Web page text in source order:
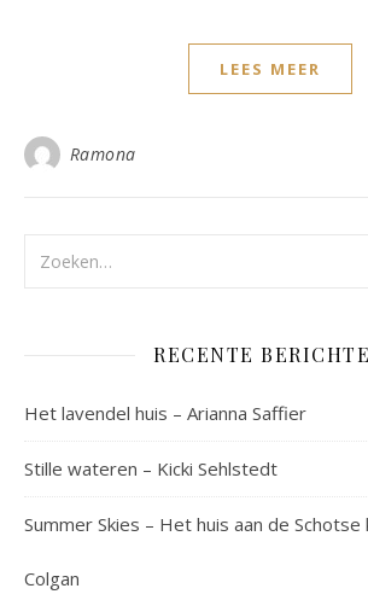
LEES MEER
Ramona
RECENTE
Het lavendel huis – Arianna Saffier
Stille wateren – Kicki Sehlstedt
Summer Skies – Het huis aan de Schotse
Colgan